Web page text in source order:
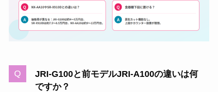
JRI-G100と前モデルJRI-A100の違いは何
ですか？